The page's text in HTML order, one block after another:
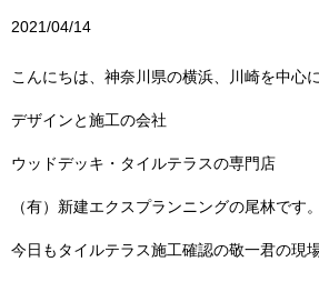
2021/04/14
こんにちは、神奈川県の横浜、川崎を中心
デザインと施工の会社
ウッドデッキ・タイルテラスの専門店
（有）新建エクスプランニングの尾林です。
今日もタイルテラス施工確認の敬一君の現場